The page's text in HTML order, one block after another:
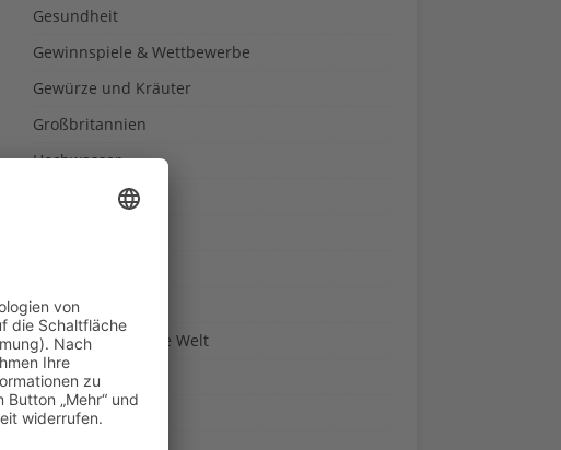
Gesundheit
Gewinnspiele & Wettbewerbe
Gewürze und Kräuter
Großbritannien
Hochwasser
Ideen-Reich
Konzerte & Co.
Kulinarisch um die Welt
Kultur
Kunst